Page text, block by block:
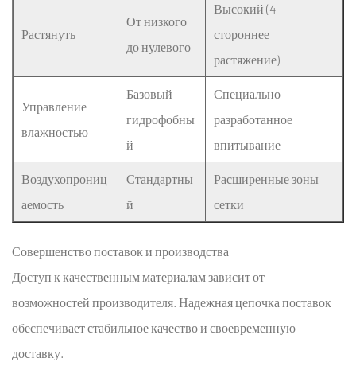
Растянуть
От низкого
до нулевого
Высокий (4-
стороннее
растяжение)
Управление
влажностью
Базовый
гидрофобны
й
Специально
разработанное
впитывание
Воздухопрониц
аемость
Стандартны
й
Расширенные зоны
сетки
Совершенство поставок и производства
Доступ к качественным материалам зависит от
возможностей производителя. Надежная цепочка поставок
обеспечивает стабильное качество и своевременную
доставку.